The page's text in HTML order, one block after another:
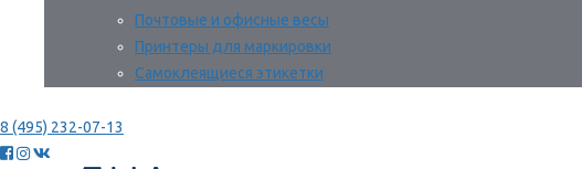
Почтовые и офисные весы
Принтеры для маркировки
Самоклеящиеся этикетки
8 (495) 232-07-13